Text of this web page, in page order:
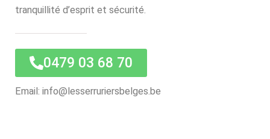
tranquillité d’esprit et sécurité.
0479 03 68 70
Email: info@lesserruriersbelges.be